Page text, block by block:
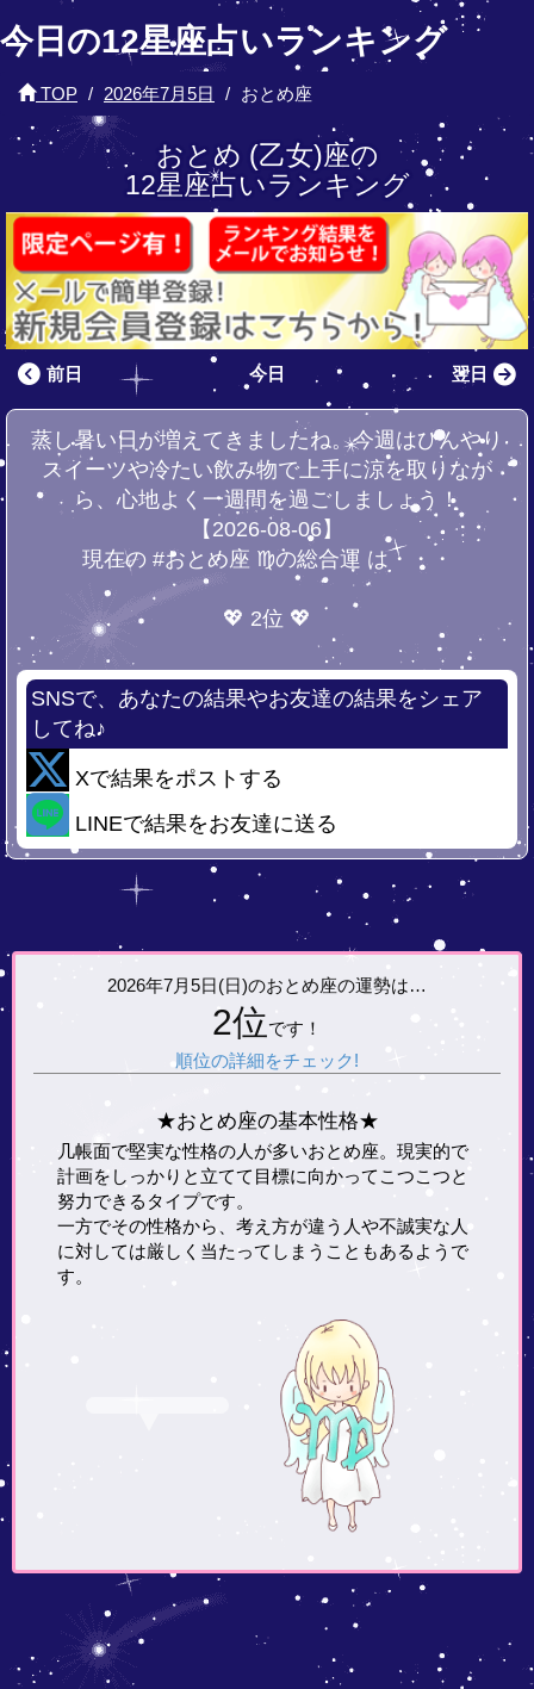
今日の12星座占いランキング
TOP 2026年7月5日 おとめ座
おとめ (乙女)座の
12星座占いランキング
前日 今日 翌日
蒸し暑い日が増えてきましたね。今週はひんやり
スイーツや冷たい飲み物で上手に涼を取りなが
ら、心地よく一週間を過ごしましょう！
【2026-08-06】
現在の #おとめ座 ♍の総合運 は・・・
💖 2位 💖
SNSで、あなたの結果やお友達の結果をシェア
してね♪
Xで結果をポストする
LINEで結果をお友達に送る
2026年7月5日(日)のおとめ座の運勢は…
2位です！
順位の詳細をチェック!
★おとめ座の基本性格★
几帳面で堅実な性格の人が多いおとめ座。現実的で
計画をしっかりと立てて目標に向かってこつこつと
努力できるタイプです。
一方でその性格から、考え方が違う人や不誠実な人
に対しては厳しく当たってしまうこともあるようで
す。